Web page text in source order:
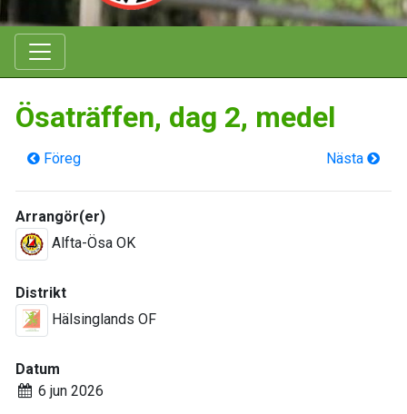
Ösaträffen, dag 2, medel
Föreg Nästa
Arrangör(er)
Alfta-Ösa OK
Distrikt
Hälsinglands OF
Datum
6 jun 2026